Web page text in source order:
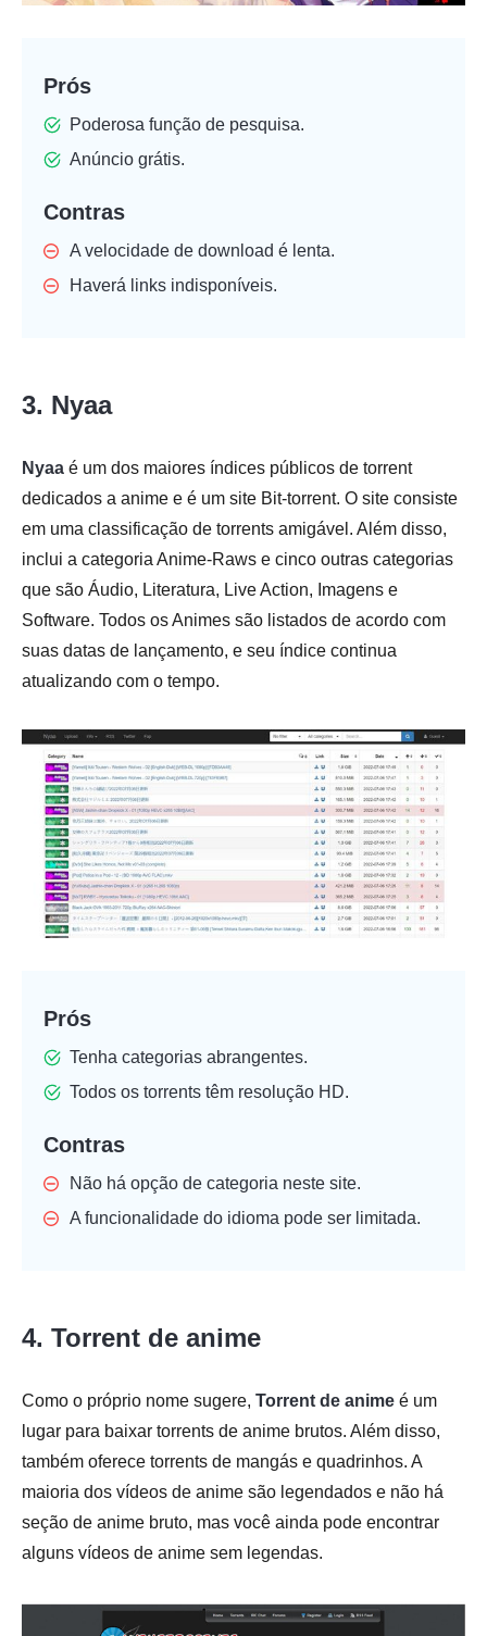
Prós
Poderosa função de pesquisa.
Anúncio grátis.
Contras
A velocidade de download é lenta.
Haverá links indisponíveis.
3. Nyaa
Nyaa é um dos maiores índices públicos de torrent
dedicados a anime e é um site Bit-torrent. O site consiste
em uma classificação de torrents amigável. Além disso,
inclui a categoria Anime-Raws e cinco outras categorias
que são Áudio, Literatura, Live Action, Imagens e
Software. Todos os Animes são listados de acordo com
suas datas de lançamento, e seu índice continua
atualizando com o tempo.
Prós
Tenha categorias abrangentes.
Todos os torrents têm resolução HD.
Contras
Não há opção de categoria neste site.
A funcionalidade do idioma pode ser limitada.
4. Torrent de anime
Como o próprio nome sugere, Torrent de anime é um
lugar para baixar torrents de anime brutos. Além disso,
também oferece torrents de mangás e quadrinhos. A
maioria dos vídeos de anime são legendados e não há
seção de anime bruto, mas você ainda pode encontrar
alguns vídeos de anime sem legendas.